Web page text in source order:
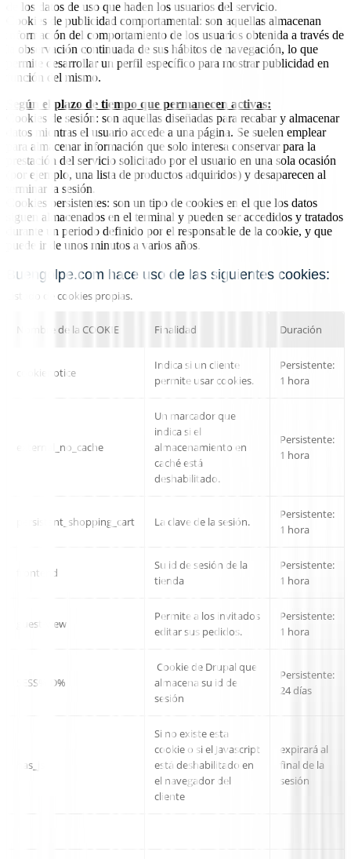
de los datos de uso que haden los usuarios del servicio.
Cookies de publicidad comportamental: son aquellas almacenan
información del comportamiento de los usuarios obtenida a través de
la observación continuada de sus hábitos de navegación, lo que
permite desarrollar un perfil específico para mostrar publicidad en
función del mismo.
Según el plazo de tiempo que permanecen activas:
Cookies de sesión: son aquellas diseñadas para recabar y almacenar
datos mientras el usuario accede a una página. Se suelen emplear
para almacenar información que solo interesa conservar para la
prestación del servicio solicitado por el usuario en una sola ocasión
(por ejemplo, una lista de productos adquiridos) y desaparecen al
terminar la sesión.
Cookies persistentes: son un tipo de cookies en el que los datos
siguen almacenados en el terminal y pueden ser accedidos y tratados
durante un periodo definido por el responsable de la cookie, y que
puede ir de unos minutos a varios años.
Buengolpe.com hace uso de las siguientes cookies:
Listado de cookies propias.
Nombre de la COOKIE Finalidad Duración
cookienotice
Indica si un cliente
permite usar cookies.
Persistente:
1 hora
external_no_cache
Un marcador que
indica si el
almacenamiento en
caché está
deshabilitado.
Persistente:
1 hora
persistent_shopping_cart La clave de la sesión.
Persistente:
1 hora
frontend
Su id de sesión de la
tienda
Persistente:
1 hora
guest-view
Permite a los invitados
editar sus pedidos.
Persistente:
1 hora
SESS%ID%
Cookie de Drupal que
almacena su id de
sesión
Persistente:
24 días
has_js
Si no existe esta
cookie o si el Javascript
está deshabilitado en
el navegador del
cliente
expirará al
final de la
sesión